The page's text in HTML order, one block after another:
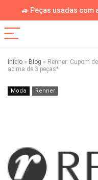
🚙 Peças usadas com
Início » Blog » Renner: Cupom
acima de 3 peças*
Moda Renner